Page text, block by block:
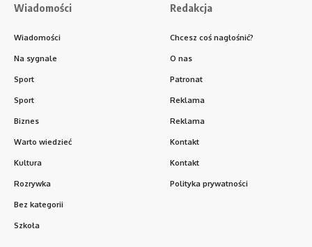
Wiadomości
Wiadomości
Na sygnale
Sport
Sport
Biznes
Warto wiedzieć
Kultura
Rozrywka
Bez kategorii
Szkoła
Redakcja
Chcesz coś nagłośnić?
O nas
Patronat
Reklama
Reklama
Kontakt
Kontakt
Polityka prywatności